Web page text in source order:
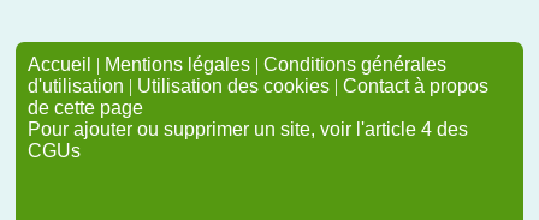
Accueil | Mentions légales | Conditions générales
d'utilisation | Utilisation des cookies | Contact à propos
de cette page
Pour ajouter ou supprimer un site, voir l'article 4 des
CGUs